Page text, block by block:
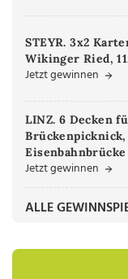
STEYR. 3x2
Wikinger Ried,
Jetzt gewinnen
LINZ. 6 Decken
Brückenpicknick,
Eisenbahnbrücke
Jetzt gewinnen
ALLE